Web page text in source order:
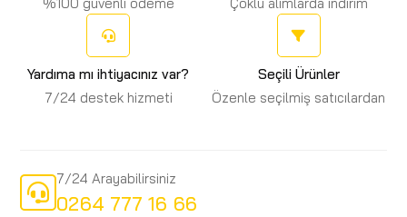
Yardıma mı ihtiyacınız var?
7/24 destek hizmeti
Seçili Ürünler
Özenle seçilmiş satıcılardan
7/24 Arayabilirsiniz
0264 777 16 66